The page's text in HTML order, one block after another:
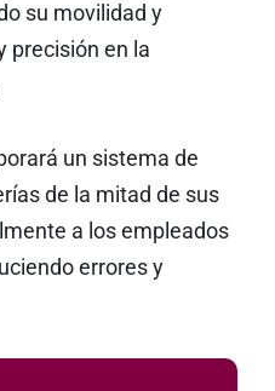
su movilidad y
precisión en la
un sistema de
de la mitad de sus
a los empleados
errores y